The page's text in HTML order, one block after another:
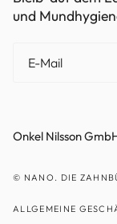
und
Onkel Nilsson
© NANO. DIE
ALLGEMEINE